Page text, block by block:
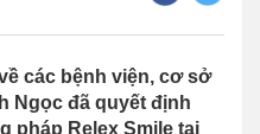
các bệnh viện, cơ sở
Ngọc đã quyết định
pháp Relex Smile tại